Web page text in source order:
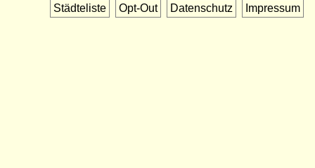
Städteliste Opt-Out Datenschutz Impressum